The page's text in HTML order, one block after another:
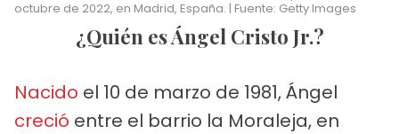
octubre de 2022, en Madrid, España. | Fuente: Getty Images
¿Quién es Ángel Cristo Jr.?
Nacido el 10 de marzo de 1981, Ángel
creció entre el barrio la Moraleja, en